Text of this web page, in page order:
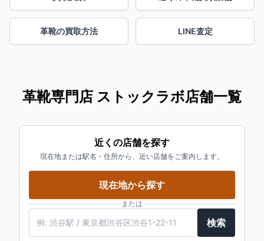
革靴の買取方法 LINE査定
革靴専門店 ストックラボ店舗一覧
近くの店舗を探す
現在地または駅名・住所から、近い店舗をご案内します。
現在地から探す
または
検索